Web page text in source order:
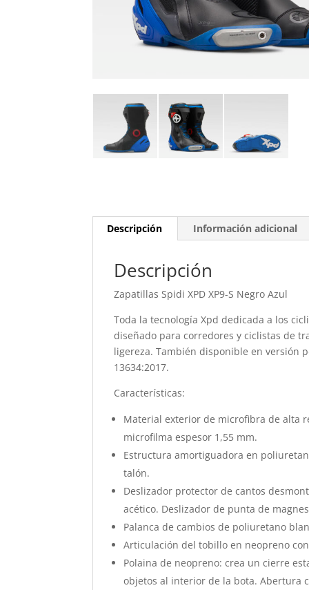
Descripción Información adicional
Descripción
Zapatillas Spidi XPD XP9-S Negro Azul
Toda la tecnología Xpd dedicada a los
diseñado para corredores y ciclistas de
ligereza. También disponible en versión
13634:2017.
Características:
Material exterior de microfibra de alta
microfilma espesor 1,55 mm.
Estructura amortiguadora en
talón.
Deslizador protector de cantos
acético. Deslizador de punta de
Palanca de cambios de poliuretano
Articulación del tobillo en neopreno
Polaina de neopreno: crea un cierre
objetos al interior de la bota. Abertura